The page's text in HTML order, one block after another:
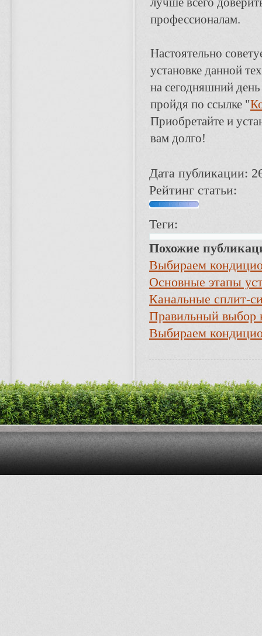
профессионалам.
Настоятельно
установке данной
на сегодняшний
пройдя по ссылке "
Приобретайте и
вам долго!
Дата публикации:
Рейтинг статьи:
Теги:
Похожие
Выбираем
Основные этапы
Канальные сплит-
Правильный выбор
Выбираем